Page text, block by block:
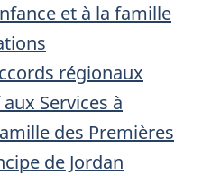
et à la famille
régionaux
Services à
des Premières
de Jordan